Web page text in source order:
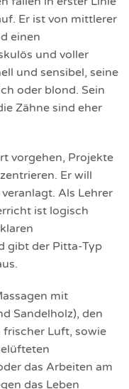
Er ist von mittlerer
einen
und voller
und sensibel, seine
oder blond. Sein
Zähne sind eher
vorgehen, Projekte
Er will
Als Lehrer
ist logisch
gibt der Pitta-Typ
mit
Sandelholz), den
Luft, sowie
das Arbeiten am
das Leben